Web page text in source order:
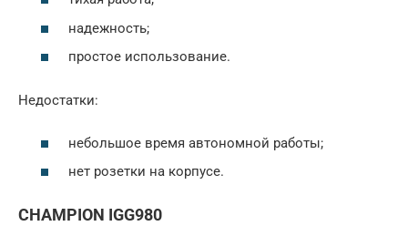
надежность;
простое использование.
Недостатки:
небольшое время автономной работы;
нет розетки на корпусе.
CHAMPION IGG980